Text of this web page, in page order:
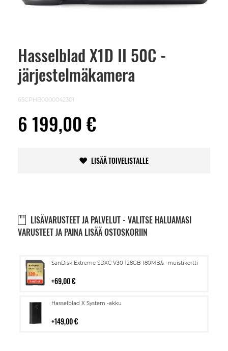
Hasselblad X1D II 50C -
järjestelmäkamera
65CPHB0000042301
6 199,00 €
LISÄÄ TOIVELISTALLE
LISÄVARUSTEET JA PALVELUT - VALITSE HALUAMASI
VARUSTEET JA PAINA LISÄÄ OSTOSKORIIN
SanDisk Extreme SDXC V30 128GB 180MB/s -muistikortti
69,00 €
Lisää
Hasselblad X System -akku
149,00 €
Lisää
Skip
beginning
images